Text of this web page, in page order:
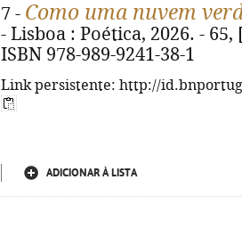
7 - Como uma nuvem
- Lisboa : Poética, 2026. -
ISBN 978-989-9241-38-1
Link persistente: http://
ADICIONAR À LISTA